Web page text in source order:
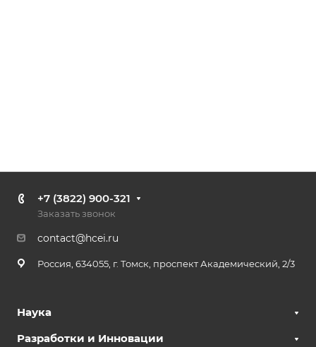
+7 (3822) 900-321
Заказать звонок
contact@hcei.ru
Россия, 634055, г. Томск, проспект Академический, 2/3
Наука
Разработки и Инновации